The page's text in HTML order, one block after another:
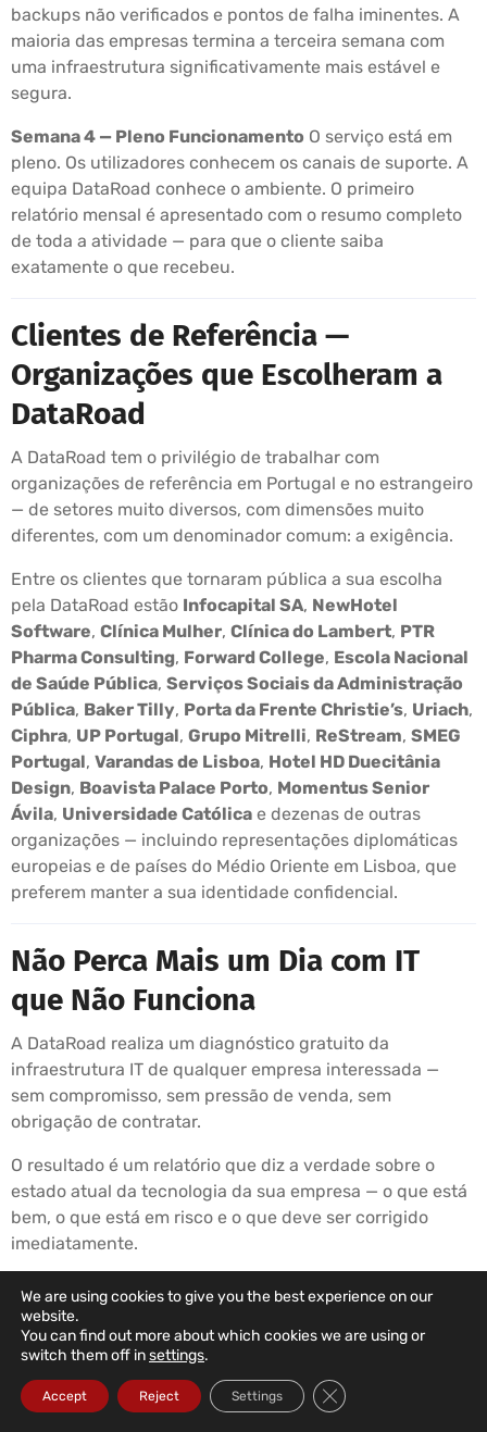
backups não verificados e pontos de falha iminentes. A
maioria das empresas termina a terceira semana com
uma infraestrutura significativamente mais estável e
segura.
Semana 4 — Pleno Funcionamento O serviço está em
pleno. Os utilizadores conhecem os canais de suporte. A
equipa DataRoad conhece o ambiente. O primeiro
relatório mensal é apresentado com o resumo completo
de toda a atividade — para que o cliente saiba
exatamente o que recebeu.
Clientes de Referência —
Organizações que Escolheram a
DataRoad
A DataRoad tem o privilégio de trabalhar com
organizações de referência em Portugal e no estrangeiro
— de setores muito diversos, com dimensões muito
diferentes, com um denominador comum: a exigência.
Entre os clientes que tornaram pública a sua escolha
pela DataRoad estão Infocapital SA, NewHotel
Software, Clínica Mulher, Clínica do Lambert, PTR
Pharma Consulting, Forward College, Escola Nacional
de Saúde Pública, Serviços Sociais da Administração
Pública, Baker Tilly, Porta da Frente Christie’s, Uriach,
Ciphra, UP Portugal, Grupo Mitrelli, ReStream, SMEG
Portugal, Varandas de Lisboa, Hotel HD Duecitânia
Design, Boavista Palace Porto, Momentus Senior
Ávila, Universidade Católica e dezenas de outras
organizações — incluindo representações diplomáticas
europeias e de países do Médio Oriente em Lisboa, que
preferem manter a sua identidade confidencial.
Não Perca Mais um Dia com IT
que Não Funciona
A DataRoad realiza um diagnóstico gratuito da
infraestrutura IT de qualquer empresa interessada —
sem compromisso, sem pressão de venda, sem
obrigação de contratar.
O resultado é um relatório que diz a verdade sobre o
estado atual da tecnologia da sua empresa — o que está
bem, o que está em risco e o que deve ser corrigido
imediatamente.
Se depois de ler o relatório decidir não contratar a
DataRoad, o relatório é seu. Se decidir contratar, começa
na semana seguinte.
É simples assim.
We are using cookies to give you the best experience on our
website.
You can find out more about which cookies we are using or
switch them off insettings.
Accept Reject Settings Close GDPR Cookie